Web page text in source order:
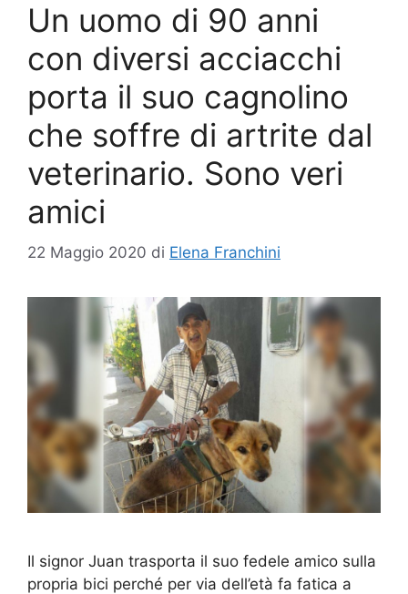
Un uomo di 90 anni
con diversi acciacchi
porta il suo cagnolino
che soffre di artrite dal
veterinario. Sono veri
amici
22 Maggio 2020 di Elena Franchini
Il signor Juan trasporta il suo fedele amico sulla
propria bici perché per via dell’età fa fatica a